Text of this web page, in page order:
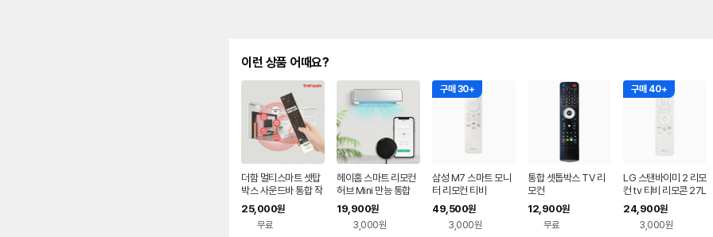
이런 상품 어때요?
더함 멀티스마트 셋탑
박스 사운드바 통합 작
동 통합리모컨
25,000원
무료
헤이홈 스마트 리모컨
허브 Mini 만능 통합
리모콘 전기히터 에어
컨 TV 원격제어
19,900원
3,000원
구매 30+
삼성 M7 스마트 모니
터 리모컨 티비
49,500원
3,000원
통합 셋톱박스 TV 리
모컨
12,900원
무료
구매 40+
LG 스탠바이미 2 리모
컨 tv 티비 리모콘 27L
X6T 카밍베이지
24,900원
3,000원